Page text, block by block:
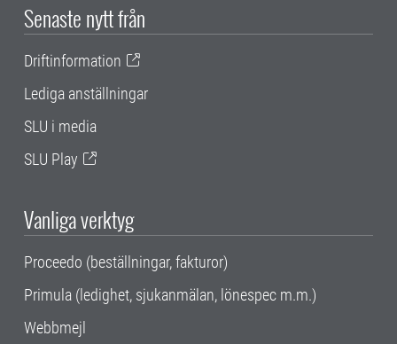
Senaste nytt från
Driftinformation
Lediga anställningar
SLU i media
SLU Play
Vanliga verktyg
Proceedo (beställningar, fakturor)
Primula (ledighet, sjukanmälan, lönespec m.m.)
Webbmejl